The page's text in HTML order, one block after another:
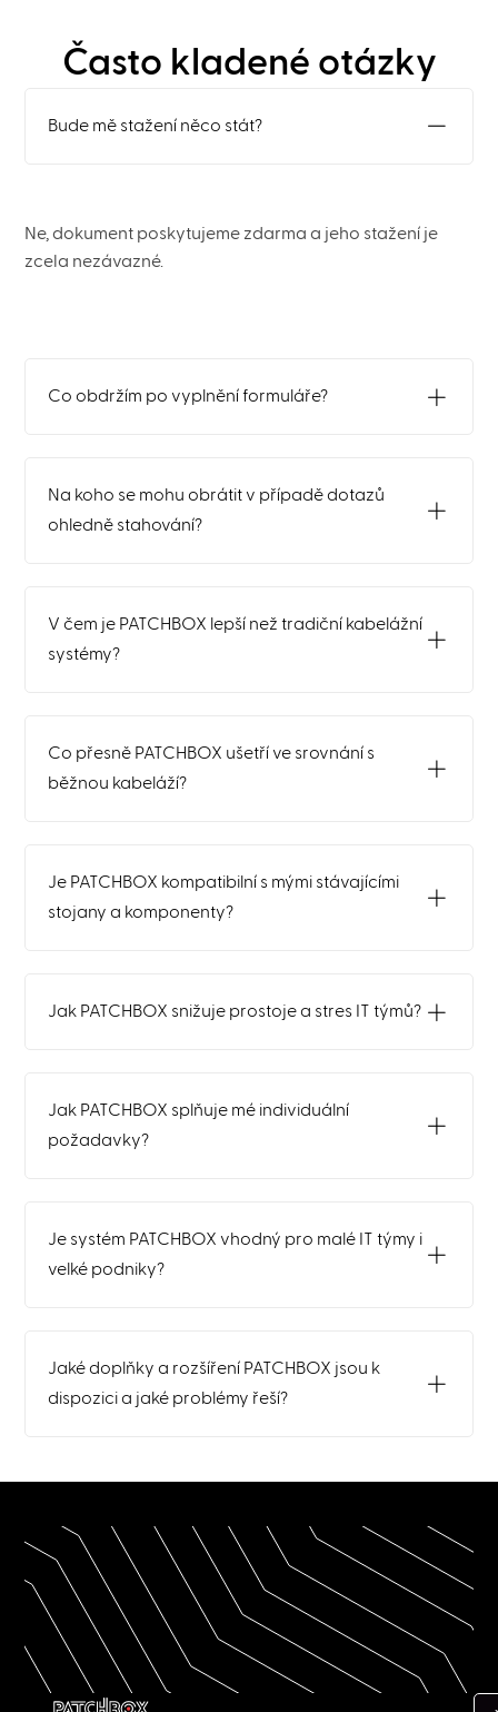
Často kladené otázky
Bude mě stažení něco stát?
Ne, dokument poskytujeme zdarma a jeho stažení je
zcela nezávazné.
Co obdržím po vyplnění formuláře?
Na koho se mohu obrátit v případě dotazů
ohledně stahování?
V čem je PATCHBOX lepší než tradiční kabelážní
systémy?
Co přesně PATCHBOX ušetří ve srovnání s
běžnou kabeláží?
Je PATCHBOX kompatibilní s mými stávajícími
stojany a komponenty?
Jak PATCHBOX snižuje prostoje a stres IT týmů?
Jak PATCHBOX splňuje mé individuální
požadavky?
Je systém PATCHBOX vhodný pro malé IT týmy i
velké podniky?
Jaké doplňky a rozšíření PATCHBOX jsou k
dispozici a jaké problémy řeší?